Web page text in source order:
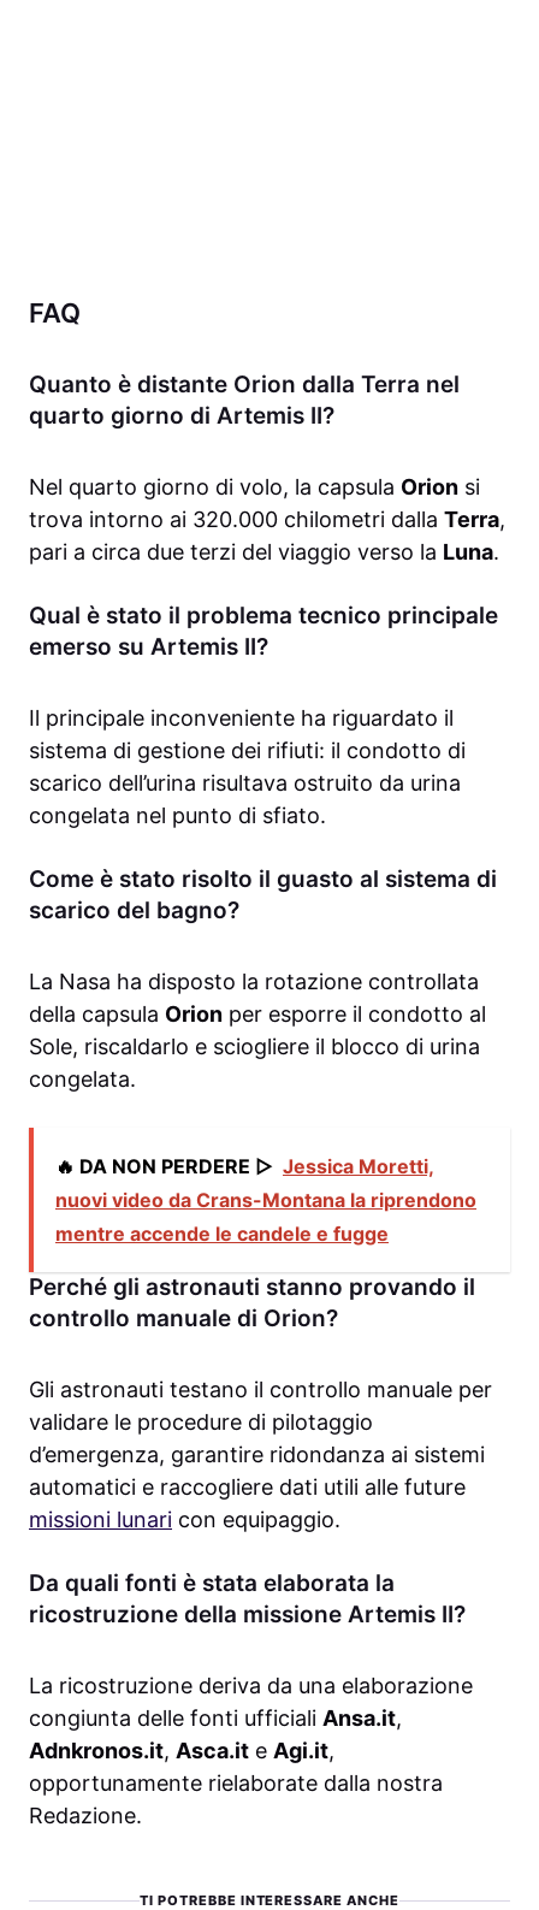
FAQ
Quanto è distante Orion dalla Terra nel
quarto giorno di Artemis II?
Nel quarto giorno di volo, la capsula Orion si
trova intorno ai 320.000 chilometri dalla Terra,
pari a circa due terzi del viaggio verso la Luna.
Qual è stato il problema tecnico principale
emerso su Artemis II?
Il principale inconveniente ha riguardato il
sistema di gestione dei rifiuti: il condotto di
scarico dell’urina risultava ostruito da urina
congelata nel punto di sfiato.
Come è stato risolto il guasto al sistema di
scarico del bagno?
La Nasa ha disposto la rotazione controllata
della capsula Orion per esporre il condotto al
Sole, riscaldarlo e sciogliere il blocco di urina
congelata.
🔥 DA NON PERDERE ▷ Jessica Moretti,
nuovi video da Crans-Montana la riprendono
mentre accende le candele e fugge
Perché gli astronauti stanno provando il
controllo manuale di Orion?
Gli astronauti testano il controllo manuale per
validare le procedure di pilotaggio
d’emergenza, garantire ridondanza ai sistemi
automatici e raccogliere dati utili alle future
missioni lunari con equipaggio.
Da quali fonti è stata elaborata la
ricostruzione della missione Artemis II?
La ricostruzione deriva da una elaborazione
congiunta delle fonti ufficiali Ansa.it,
Adnkronos.it, Asca.it e Agi.it,
opportunamente rielaborate dalla nostra
Redazione.
TI POTREBBE INTERESSARE ANCHE